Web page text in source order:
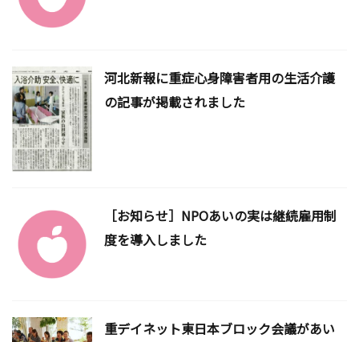
河北新報に重症心身障害者用の生活介護
の記事が掲載されました
［お知らせ］NPOあいの実は継続雇用制
度を導入しました
重デイネット東日本ブロック会議があい